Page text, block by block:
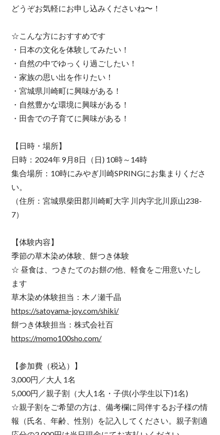
どうぞお気軽にお申し込みくださいね〜！
☆こんな方におすすめです
・日本の文化を体験してみたい！
・自然の中でゆっくり過ごしたい！
・家族の思い出を作りたい！
・宮城県川崎町に興味がある！
・自然豊かな環境に興味がある！
・田舎での子育てに興味がある！
【日時・場所】
日時：2024年 9月8日（日) 10時～14時
集合場所：10時にみやぎ川崎SPRINGにお集まりくださ
い。
（住所：宮城県柴田郡川崎町大字 川内字北川原山238-
7）
【体験内容】
季節の草木染め体験、餅つき体験
☆ 昼食は、つきたてのお餅の他、軽食をご用意いたし
ます
草木染め体験担当：木ノ瀬千晶
https://satoyama-joy.com/shiki/
餅つき体験担当：株式会社百︎
https://momo100sho.com/
【参加費（税込）】
3,000円／大人 1名
5,000円／親子割（大人1名・子供(小学生以下)1名)
☆親子割をご希望の方は、備考欄に同伴するお子様の情
報（氏名、年齢、性別）を記入してください。親子割適